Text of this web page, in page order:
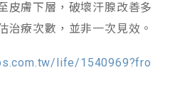
皮膚下層，破壞汗腺改善多
治療次數，並非一次見效。
life/1540969?fro